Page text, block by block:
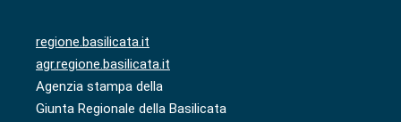
regione.basilicata.it
agr.regione.basilicata.it
Agenzia stampa della
Giunta Regionale della Basilicata